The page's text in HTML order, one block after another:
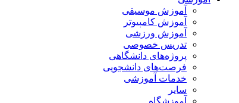
آموزش موسیقی
آموزش کامپیوتر
آموزش ورزشی
تدریس خصوصی
پروژه‌های دانشگاهی
فرصت‌های دانشجویی
خدمات آموزشی
سایر